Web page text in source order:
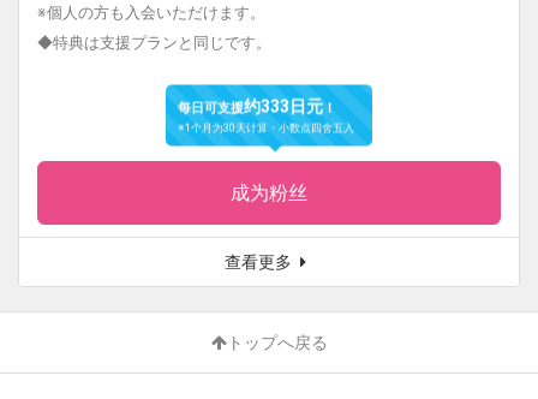
※個人の方も入会いただけます。
◆特典は支援プランと同じです。
每日可支援约333日元 ！
※1个月为30天计算・小数点四舍五入
成为粉丝
查看更多
トップへ戻る